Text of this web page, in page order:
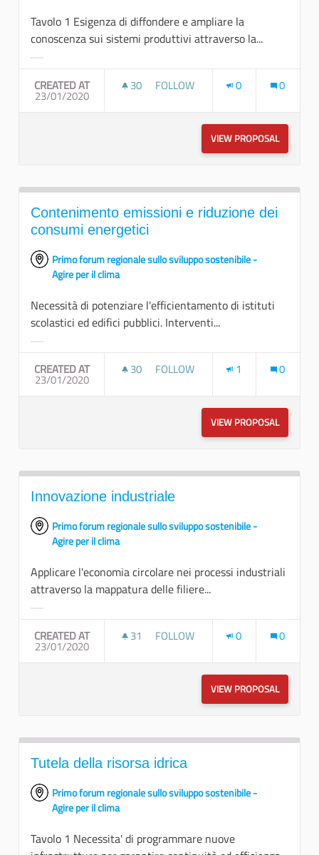
Tavolo 1 Esigenza di diffondere e ampliare la
conoscenza sui sistemi produttivi attraverso la...
CREATED AT
23/01/2020
30 30 FOLLOWERS
FOLLOW 0 0
VIEW PROPOSAL
Contenimento emissioni e riduzione dei
consumi energetici
Primo forum regionale sullo sviluppo sostenibile -
Agire per il clima
Necessità di potenziare l'efficientamento di istituti
scolastici ed edifici pubblici. Interventi...
CREATED AT
23/01/2020
30 30 FOLLOWERS
FOLLOW 1 0
VIEW PROPOSAL
Innovazione industriale
Primo forum regionale sullo sviluppo sostenibile -
Agire per il clima
Applicare l'economia circolare nei processi industriali
attraverso la mappatura delle filiere...
CREATED AT
23/01/2020
31 31 FOLLOWERS
FOLLOW 0 0
VIEW PROPOSAL
Tutela della risorsa idrica
Primo forum regionale sullo sviluppo sostenibile -
Agire per il clima
Tavolo 1 Necessita' di programmare nuove